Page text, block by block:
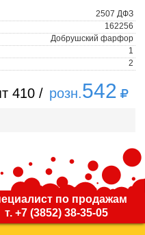
2507 ДФЗ
162256
Добрушский фарфор
1
2
410 / розн.542
по продажам
т. +7 (3852) 38-35-05